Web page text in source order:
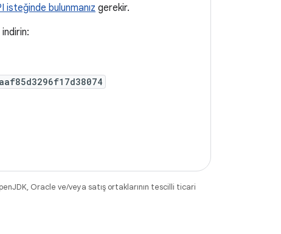
isteğinde bulunmanız gerekir.
Oracle ve/veya satış ortaklarının tescilli ticari